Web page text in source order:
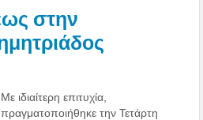
στην
Με ιδιαίτερη επιτυχία,
πραγματοποιήθηκε την Τετάρτη